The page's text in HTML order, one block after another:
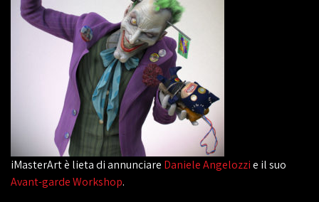
iMasterArt è lieta di annunciare Daniele Angelozzie il suo
Avant-garde Workshop.